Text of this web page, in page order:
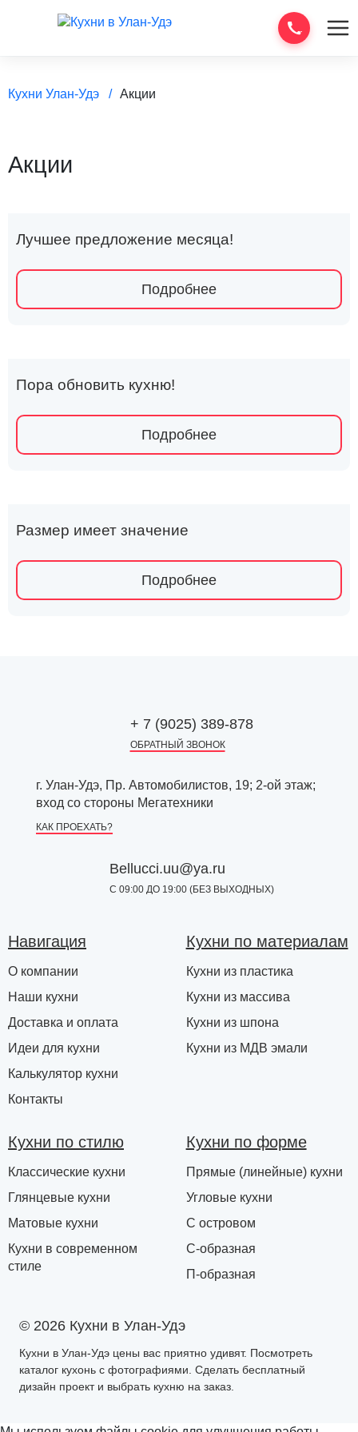
Кухни Улан-Удэ Акции
Акции
Лучшее предложение месяца!
Подробнее
Пора обновить кухню!
Подробнее
Размер имеет значение
Подробнее
+ 7 (9025) 389-878
ОБРАТНЫЙ ЗВОНОК
г. Улан-Удэ, Пр. Автомобилистов, 19; 2-ой этаж;
вход со стороны Мегатехники
КАК ПРОЕХАТЬ?
Bellucci.uu@ya.ru
С 09:00 ДО 19:00 (БЕЗ ВЫХОДНЫХ)
© 2026 Кухни в Улан-Удэ
Кухни в Улан-Удэ цены вас приятно удивят. Посмотреть
каталог кухонь с фотографиями. Сделать бесплатный
дизайн проект и выбрать кухню на заказ.
Навигация
О компании
Наши кухни
Доставка и оплата
Идеи для кухни
Калькулятор кухни
Контакты
Кухни по материалам
Кухни из пластика
Кухни из массива
Кухни из шпона
Кухни из МДВ эмали
Кухни по стилю
Классические кухни
Глянцевые кухни
Матовые кухни
Кухни в современном
стиле
Кухни по форме
Прямые (линейные) кухни
Угловые кухни
С островом
С-образная
П-образная